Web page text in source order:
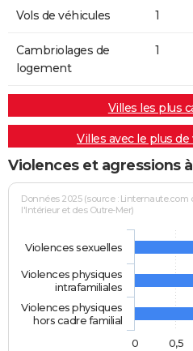
Vols de véhicules 1
Cambriolages de
logement
1
Villes les plus
Villes avec le plus
Violences et agressions
Données 2025 (source :
l'Intérieur et des Outre-Mer)
Violences sexuelles
Violences physiques
intrafamiliales
Violences physiques
hors cadre familial
0
0,5